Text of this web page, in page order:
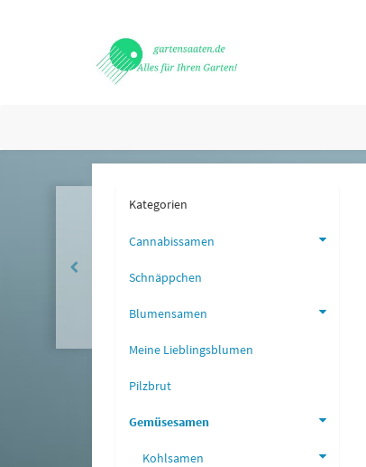
Kategorien
Cannabissamen
Schnäppchen
Blumensamen
Meine Lieblingsblumen
Pilzbrut
Gemüsesamen
Kohlsamen